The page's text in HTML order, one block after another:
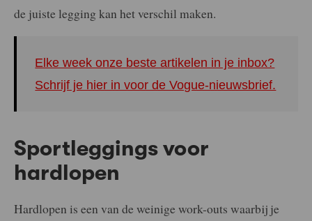
de juiste legging kan het verschil maken.
Elke week onze beste artikelen in je inbox?
Schrijf je hier in voor de Vogue-nieuwsbrief.
Sportleggings voor
hardlopen
Hardlopen is een van de weinige work-outs waarbij je